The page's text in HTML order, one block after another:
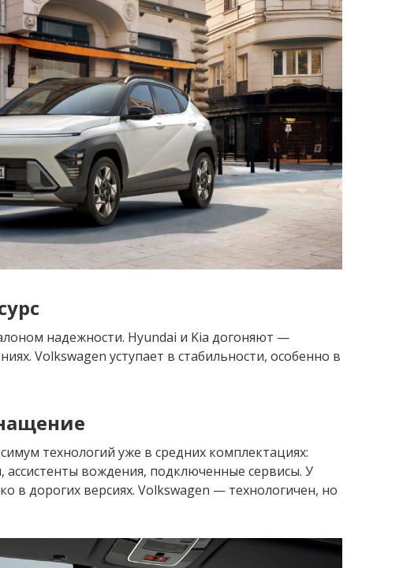
надежности. Hyundai и Kia догоняют —
Volkswagen уступает в стабильности, особенно в
технологий уже в средних комплектациях:
вождения, подключенные сервисы. У
в дорогих версиях. Volkswagen — технологичен, но